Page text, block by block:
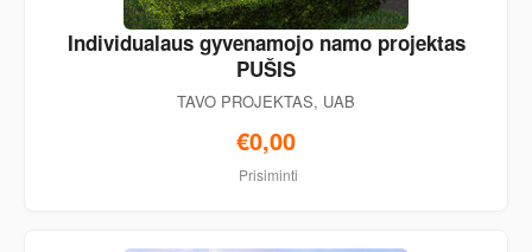
Individualaus gyvenamojo namo projektas
PUŠIS
TAVO PROJEKTAS, UAB
€0,00
Prisiminti